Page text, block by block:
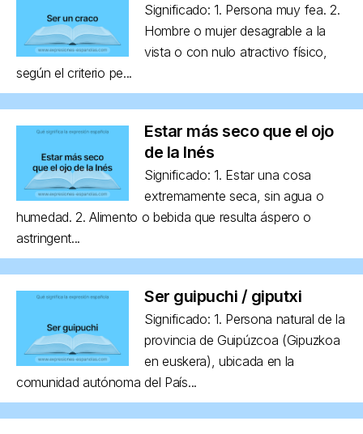
Significado: 1. Persona muy fea. 2.
Hombre o mujer desagrable a la
vista o con nulo atractivo físico,
según el criterio pe...
Estar más seco que el ojo
de la Inés
Significado: 1. Estar una cosa
extremamente seca, sin agua o
humedad. 2. Alimento o bebida que resulta áspero o
astringent...
Ser guipuchi / giputxi
Significado: 1. Persona natural de la
provincia de Guipúzcoa (Gipuzkoa
en euskera), ubicada en la
comunidad autónoma del País...